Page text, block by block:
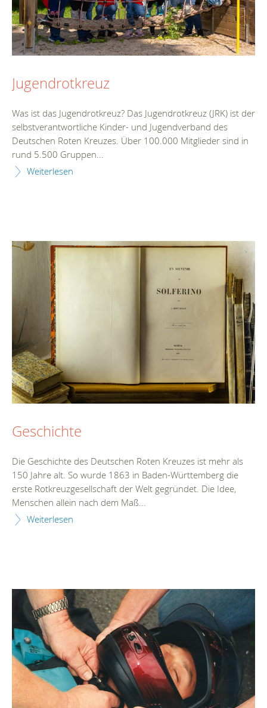
Jugendrotkreuz
Was ist das Jugendrotkreuz? Das Jugendrotkreuz (JRK) ist der
selbstverantwortliche Kinder- und Jugendverband des
Deutschen Roten Kreuzes. Über 100.000 Mitglieder sind in
rund 5.500 Gruppen...
Weiterlesen
Geschichte
Die Geschichte des Deutschen Roten Kreuzes ist mehr als
150 Jahre alt. So wurde 1863 in Baden-Württemberg die
erste Rotkreuzgesellschaft der Welt gegründet. Die Idee,
Menschen allein nach dem Maß...
Weiterlesen